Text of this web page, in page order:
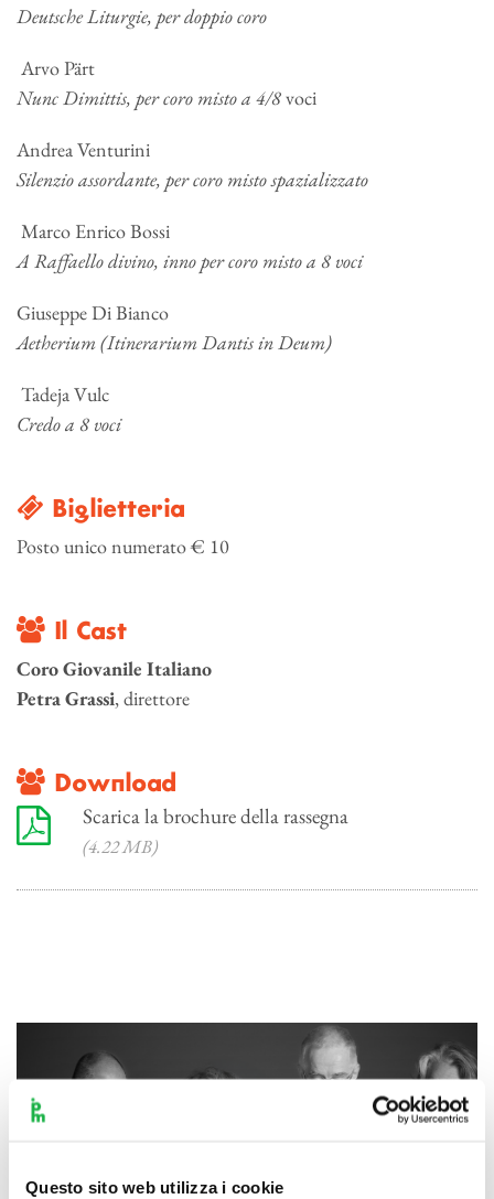
Questo sito web utilizza i cookie
DeutscheLiturgie, perdoppiocoro
Arvo Pärt
Nunc Dimittis, per coro misto a 4/8voci
Andrea Venturini
Silenzioassordante, percoro mistospazializzato
Marco Enrico Bossi
A Raffaellodivino, innopercoro mistoa 8 voci
Giuseppe Di Bianco
Aetherium (Itinerarium Dantis in Deum)
Tadeja Vulc
Credo a 8 voci
Biglietteria
Posto unico numerato € 10
Il Cast
Coro Giovanile Italiano
Petra Grassi, direttore
Download
Scarica la brochure della rassegna
(4.22 MB)